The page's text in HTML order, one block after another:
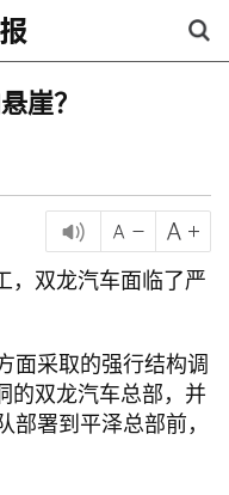
崖？
，双龙汽车面临了严
面采取的强行结构调
的双龙汽车总部，并
部署到平泽总部前，